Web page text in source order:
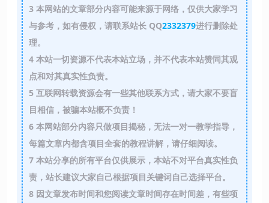
3本网站的文章部分内容可能来源于网络，仅供大家学习
与参考，如有侵权，请联系站长 QQ2332379进行删除处
理。
4本站一切资源不代表本站立场，并不代表本站赞同其观
点和对其真实性负责。
5互联网转载资源会有一些其他联系方式，请大家不要盲
目相信，被骗本站概不负责！
6本网站部分内容只做项目揭秘，无法一对一教学指导，
每篇文章内都含项目全套的教程讲解，请仔细阅读。
7本站分享的所有平台仅供展示，本站不对平台真实性负
责，站长建议大家自己根据项目关键词自己选择平台。
8因文章发布时间和您阅读文章时间存在时间差，有些项